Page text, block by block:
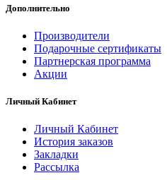
Дополнительно
Производители
Подарочные сертификаты
Партнерская программа
Акции
Личный Кабинет
Личный Кабинет
История заказов
Закладки
Рассылка